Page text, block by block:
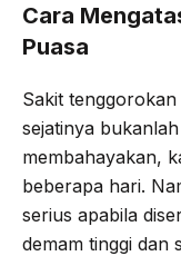
Cara
Puasa
Sakit
sejatinya
membahayakan,
beberapa hari.
serius apabila
demam tinggi dan